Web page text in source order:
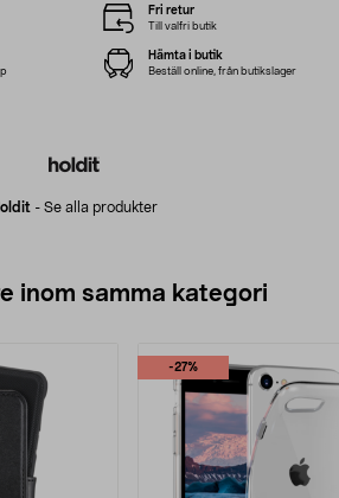
- Se alla produkter
Fri retur
Till valfri butik
Hämta i butik
Beställ online, från butikslager
inom samma kategori
-27%